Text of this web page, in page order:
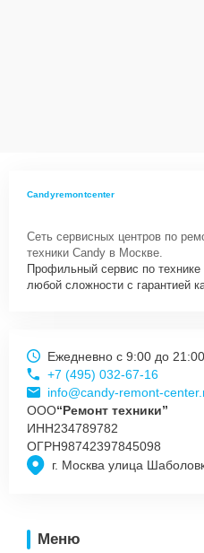
Candyremontcenter
Сеть сервисных центров по
техники Candy в Москве.
Профильный сервис по
любой сложности с гарантией
г. Москва улица
Ежедневно с 9:00 до 21:00
+7 (495) 032-67-16
info@candy-remont-
ООО“Ремонт техники”
ИНН234789782
ОГРН98742397845098
Меню